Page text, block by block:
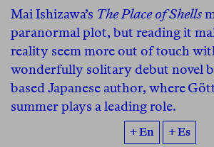
Mai Ishizawa’s The Place of Shells
paranormal plot, but reading it
reality seem more out of touch
wonderfully solitary debut novel
based Japanese author, where
summer plays a leading role.
+ En + Es